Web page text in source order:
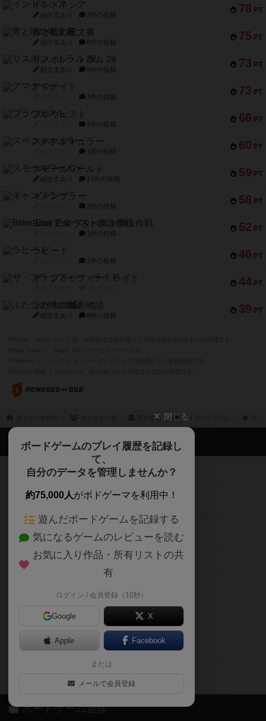
78 PT
インドネシア
紹介文あり 2件の投稿
75 PT
宵と暁の呪文書
紹介文あり 8件の投稿
73 PT
リスボン・トラム 28
紹介文あり 9件の投稿
73 PT
アマナイト
1件の投稿
66 PT
ブラヴェスト
1件の投稿
60 PT
スペクタキュラー
1件の投稿
59 PT
スモールワールド
紹介文あり 13件の投稿
58 PT
ギャンブラー
2件の投稿
52 PT
Bitter End ブタペスト救出作戦
1件の投稿
46 PT
ラピード
1件の投稿
44 PT
ザ・フラッフィー・ライト
39 PT
ふたつの城の物語
紹介文あり 6件の投稿
平沢智萌 マイボードゲーム
閉じる
ボードゲームのプレイ履歴を記録し
て、
自分のデータを管理しませんか？
約75,000人がボドゲーマを利用中！
遊んだボードゲームを記録する
気になるゲームのレビューを読む
お気に入り作品・所有リストの共
有
ログイン / 会員登録（10秒）
Google X
Apple Facebook
または
メールで会員登録
ボドゲーマTOP
ボードゲームを検索する
ボードゲームの新着レビュー
ボードゲーム会情報
メカニクス特集
掲示板・トピックス
ボドとも・会員一覧
ボードゲーム業界コラム
ボドゲーマご利用案内
ボードゲーム通販